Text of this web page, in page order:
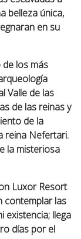
belleza única,
en su
de los más
Valle de las
de las reinas y
de la
reina Nefertari.
la misteriosa
Luxor Resort
contemplar las
existencia; llega
días por el